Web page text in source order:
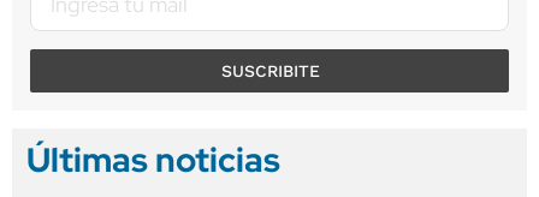
SUSCRIBITE
Últimas noticias